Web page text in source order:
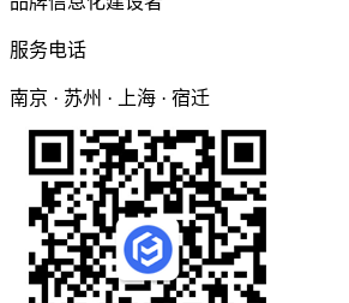
服务电话
南京 · 苏州 · 上海 · 宿迁